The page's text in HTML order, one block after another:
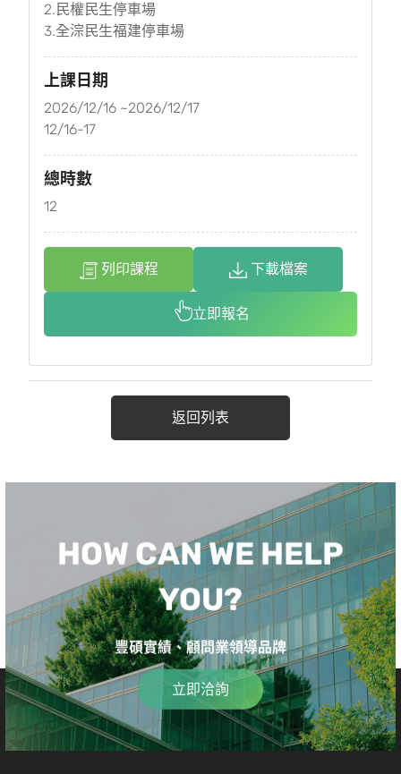
2.民權民生停車場
3.全淙民生福建停車場
上課日期
2026/12/16 ~2026/12/17
12/16-17
總時數
12
列印課程 下載檔案
立即報名
返回列表
HOW CAN WE HELP
YOU?
豐碩實績、顧問業領導品牌
立即洽詢